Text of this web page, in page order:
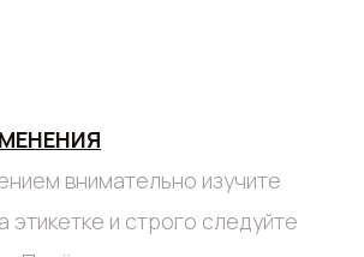
внимательно изучите
и строго следуйте